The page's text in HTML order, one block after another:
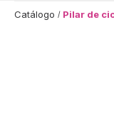
Catálogo Pilar de